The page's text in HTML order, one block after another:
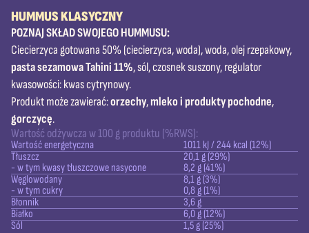
HUMMUS KLASYCZNY
POZNAJ SKŁAD SWOJEGO HUMMUSU:
Ciecierzyca gotowana 50% (ciecierzyca, woda), woda, olej rzepakowy,
pasta sezamowa Tahini 11%, sól, czosnek suszony, regulator
kwasowości: kwas cytrynowy.
Produkt może zawierać:orzechy,mleko i produkty pochodne,
gorczycę.
Wartość odżywcza w 100 g produktu (%RWS):
Wartość energetyczna
1011 kJ / 244 kcal (12%)
Tłuszcz
20,1 g (29%)
- w tym kwasy tłuszczowe nasycone
8,2 g (41%)
Węglowodany
8,1 g (3%)
- w tym cukry
0,8 g (1%)
Błonnik
3,6 g
Białko
6,0 g (12%)
Sól
1,5 g (25%)